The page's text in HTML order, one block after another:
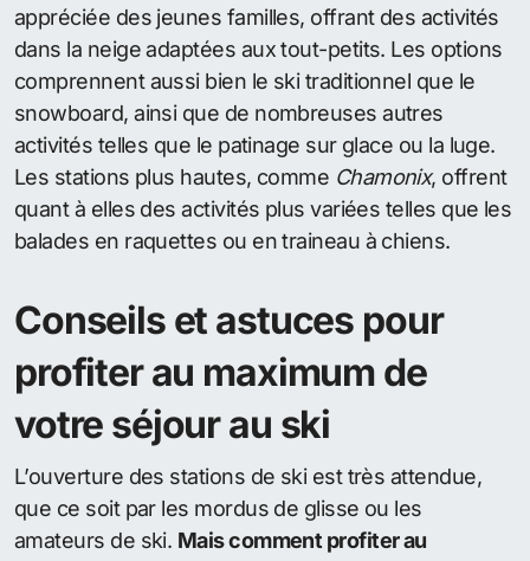
appréciée des jeunes familles, offrant des activités
dans la neige adaptées aux tout-petits. Les options
comprennent aussi bien le ski traditionnel que le
snowboard, ainsi que de nombreuses autres
activités telles que le patinage sur glace ou la luge.
Les stations plus hautes, comme Chamonix, offrent
quant à elles des activités plus variées telles que les
balades en raquettes ou en traineau à chiens.
Conseils et astuces pour
profiter au maximum de
votre séjour au ski
L’ouverture des stations de ski est très attendue,
que ce soit par les mordus de glisse ou les
amateurs de ski. Mais comment profiter au